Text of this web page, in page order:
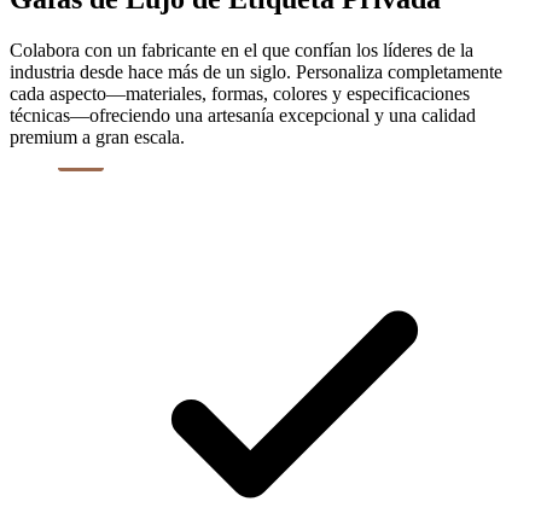
Colabora con un fabricante en el que confían los líderes de la
industria desde hace más de un siglo. Personaliza completamente
cada aspecto—materiales, formas, colores y especificaciones
técnicas—ofreciendo una artesanía excepcional y una calidad
premium a gran escala.